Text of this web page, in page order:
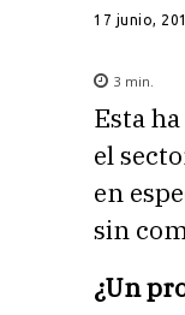
17 junio,
3 min.
Esta
el
en
sin
¿Un